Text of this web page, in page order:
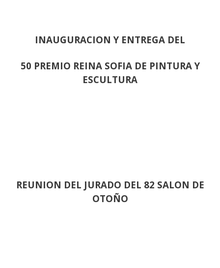
INAUGURACION Y ENTREGA DEL
50 PREMIO REINA SOFIA DE PINTURA Y
ESCULTURA
REUNION DEL JURADO DEL 82 SALON DE
OTOÑO